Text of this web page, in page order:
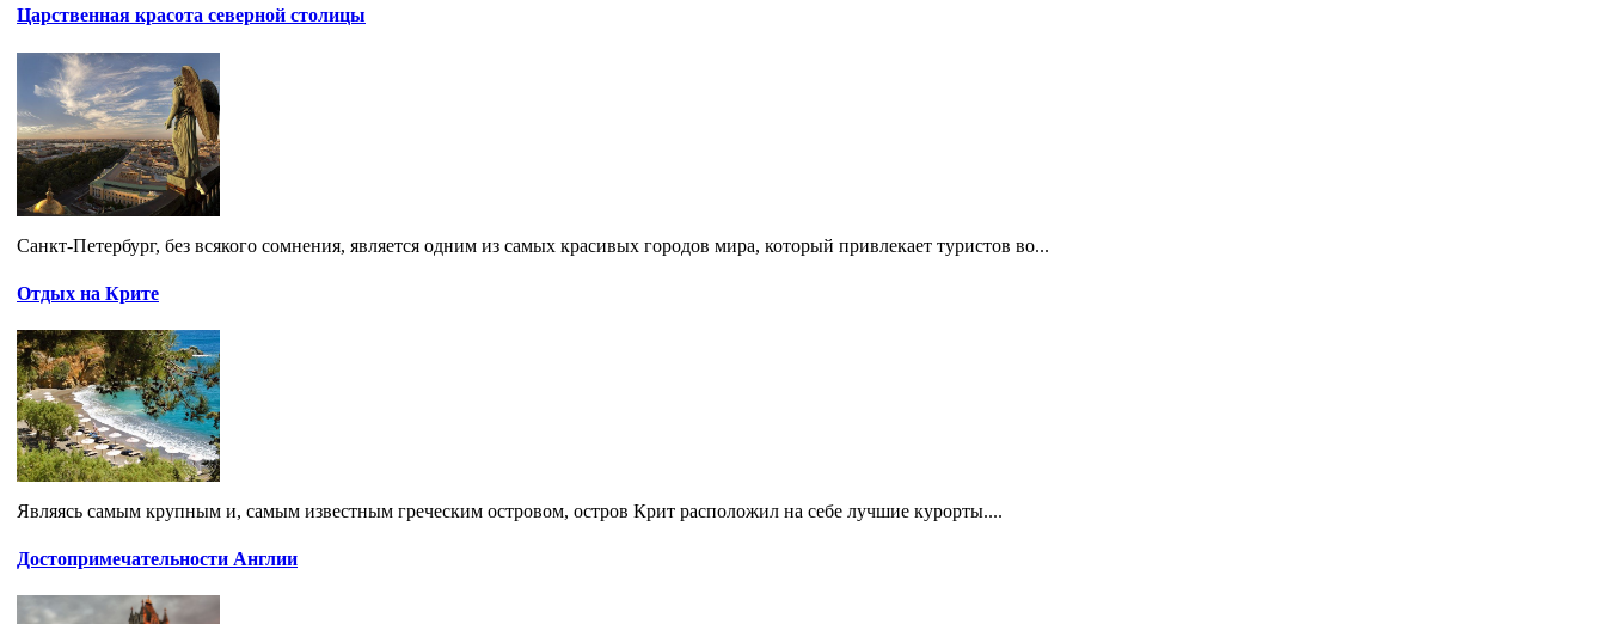
Царственная красота северной столицы
Санкт-Петербург, без всякого сомнения, является одним из самых красивых городов мира, который привлекает туристов во...
Отдых на Крите
Являясь самым крупным и, самым известным греческим островом, остров Крит расположил на себе лучшие курорты....
Достопримечательности Англии